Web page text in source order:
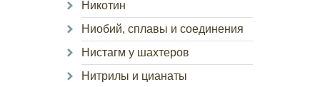
Никотин
Ниобий, сплавы и соединения
Нистагм у шахтеров
Нитрилы и цианаты